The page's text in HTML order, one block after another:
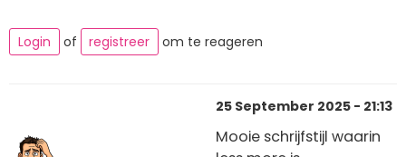
Login of registreer om te reageren
25 September 2025 - 21:13
Mooie schrijfstijl waarin